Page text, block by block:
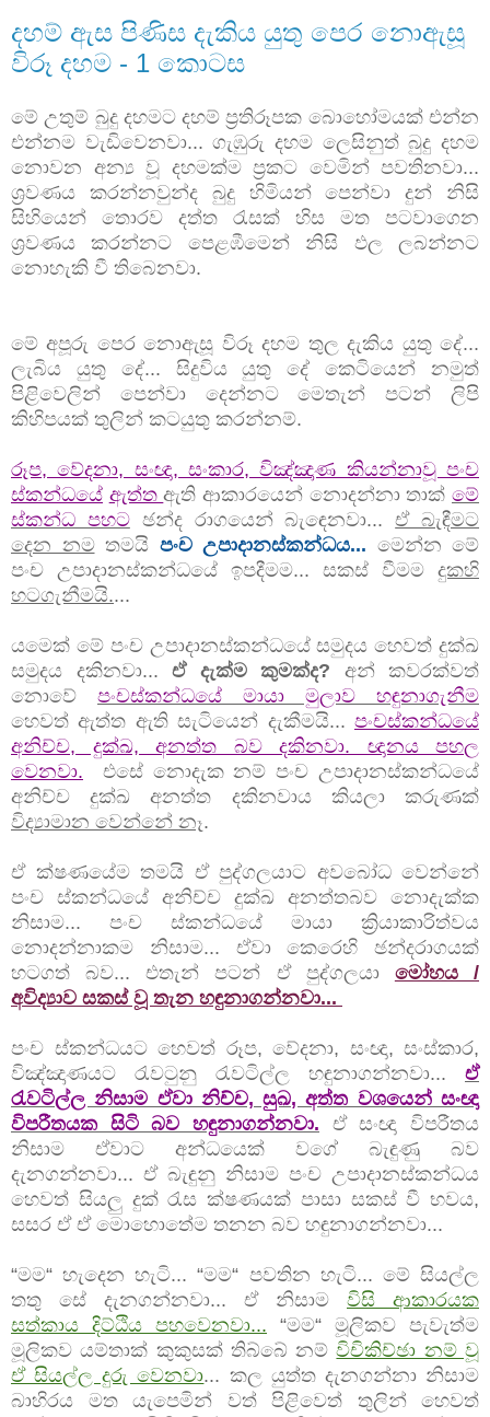
දහම් ඇස පිණිස දැකිය යුතු පෙර නොඇසූ
විරූ දහම - 1 කොටස
මේ උතුම් බුදු දහමට දහම් ප්‍රතිරූපක බොහෝමයක් එන්න
එන්නම වැඩිවෙනවා... ගැඹුරු දහම ලෙසිනුත් බුදු දහම
නොවන අන්‍ය වූ දහමක්ම ප්‍රකට වෙමින් පවතිනවා...
ශ්‍රවණය කරන්නවුන්ද බුදු හිමියන් පෙන්වා දුන් නිසි
සිහියෙන් තොරව දත්ත රැසක් හිස මත පටවාගෙන
ශ්‍රවණය කරන්නට පෙළඹීමෙන් නිසි ඵල ලබන්නට
නොහැකි වී තිබෙනවා.
මේ අපූරු පෙර නොඇසූ විරූ දහම තුල දැකිය යුතු දේ...
ලැබිය යුතු දේ... සිදුවිය යුතු දේ කෙටියෙන් නමුත්
පිළිවෙලින් පෙන්වා දෙන්නට මෙතැන් පටන් ලිපි
කිහිපයක් තුලින් කටයුතු කරන්නම්.
රූප, වේදනා, සංඥා, සංකාර, විඤ්ඤාණ කියන්නාවූ පංච
ස්කන්ධයේ ඇත්තඇති ආකාරයෙන් නොදන්නා තාක්මේ
ස්කන්ධ පහටඡන්ද රාගයෙන් බැඳෙනවා...ඒ බැඳීමට
දෙන නමතමයි පංච උපාදානස්කන්ධය... මෙන්න මේ
පංච උපාදානස්කන්ධයේ ඉපදීමම... සකස් වීමම දුකහි
හටගැනීමයි....
යමෙක් මේ පංච උපාදානස්කන්ධයේ සමුදය හෙවත් දුක්ඛ
සමුදය දකිනවා... ඒ දැක්ම කුමක්ද? අන් කවරක්වත්
නොවේ පංචස්කන්ධයේ මායා මුලාව හඳුනාගැනීම
හෙවත් ඇත්ත ඇති සැටියෙන් දැකීමයි... පංචස්කන්ධයේ
අනිච්ච, දුක්ඛ, අනත්ත බව දකිනවා. ඥානය පහල
වෙනවා.
එසේ නොදැක නම් පංච උපාදානස්කන්ධයේ
අනිච්ච දුක්ඛ අනත්ත දකිනවාය කියලා කරුණක්
විද්‍යාමාන වෙන්නේ නෑ.
ඒ ක්ෂණයේම තමයි ඒ පුද්ගලයාට අවබෝධ වෙන්නේ
පංච ස්කන්ධයේ අනිච්ච දුක්ඛ අනත්තබව නොදැක්ක
නිසාම... පංච ස්කන්ධයේ මායා ක්‍රියාකාරිත්වය
නොදන්නාකම නිසාම... ඒවා කෙරෙහි ඡන්දරාගයක්
හටගත් බව... එතැන් පටන් ඒ පුද්ගලයා මෝහය /
අවිද්‍යාව සකස් වූ තැන හඳුනාගන්නවා...
පංච ස්කන්ධයට හෙවත් රූප, වේදනා, සංඥා, සංස්කාර,
විඤ්ඤාණයට රැවටුනු රැවටිල්ල හඳුනාගන්නවා... ඒ
රැවටිල්ල නිසාම ඒවා නිච්ච, සුඛ, අත්ත වශයෙන් සංඥා
විපරීතයක සිටි බව හඳුනාගන්නවා. ඒ සංඥා විපරීතය
නිසාම ඒවාට අන්ධයෙක් වගේ බැඳුණු බව
දැනගන්නවා... ඒ බැඳුනු නිසාම පංච උපාදානස්කන්ධය
හෙවත් සියලු දුක් රැස ක්ෂණයක් පාසා සකස් වී භවය,
සසර ඒ ඒ මොහොතේම තනන බව හඳුනාගන්නවා...
“මම“ හැදෙන හැටි... “මම“ පවතින හැටි... මේ සියල්ල
තතු සේ දැනගන්නවා... ඒ නිසාම විසි ආකාරයක
සත්කාය දිට්ඨිය පහවෙනවා... “මම“ මූලිකව පැවැත්ම
මූලිකව යම්තාක් කුකුසක් තිබ්බේ නම්විචිකිච්ඡා නම් වූ
ඒ සියල්ල දුරු වෙනවා... කල යුත්ත දැනගන්නා නිසාම
බාහිරය මත යැපෙමින් වත් පිළිවෙත් තුලින් හෙවත්